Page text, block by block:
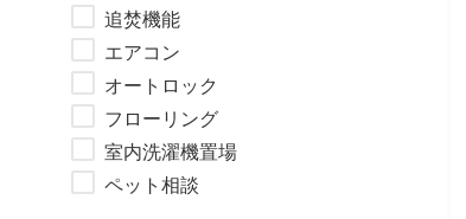
追焚機能
エアコン
オートロック
フローリング
室内洗濯機置場
ペット相談